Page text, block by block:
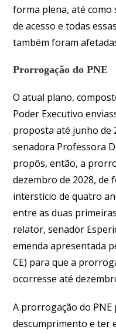
forma plena, até como
de acesso e todas
também foram
Prorrogação do PNE
O atual plano,
Poder Executivo
proposta até junho de
senadora Professora
propôs, então, a
dezembro de 2028, de
interstício de quatro
entre as duas
relator, senador
emenda apresentada
CE) para que a
ocorresse até
A prorrogação do
descumprimento e ter